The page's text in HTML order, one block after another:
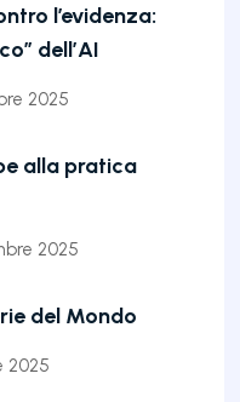
l’evidenza:
dell’AI
2025
alla pratica
2025
del Mondo
2025